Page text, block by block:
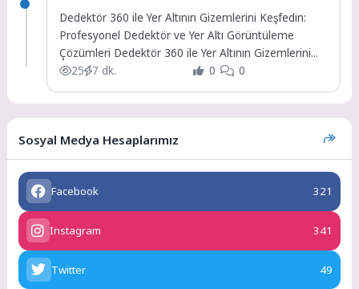
Dedektör 360 ile Yer Altının Gizemlerini Keşfedin:
Profesyonel Dedektör ve Yer Altı Görüntüleme
Çözümleri Dedektör 360 ile Yer Altının Gizemlerini...
25
7 dk. 0 0
Sosyal Medya Hesaplarımız
Facebook 321
Instagram 341
Twitter 49